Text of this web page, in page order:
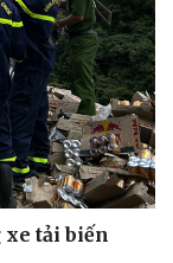
tải biến